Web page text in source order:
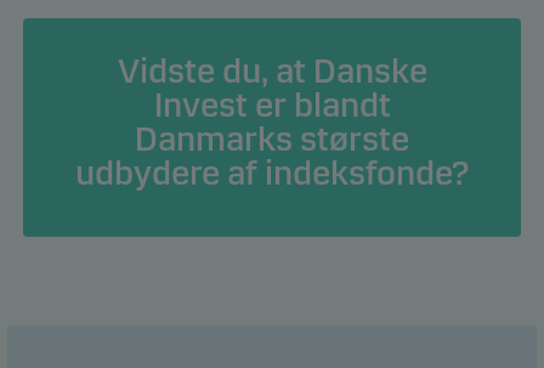
Vidste du, at Danske
Invest er blandt
Danmarks største
udbydere af indeksfonde?